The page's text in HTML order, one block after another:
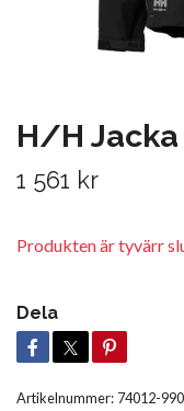
H/H
1 561 kr
Produkten är tyvärr
Dela
Artikelnummer: 74012-